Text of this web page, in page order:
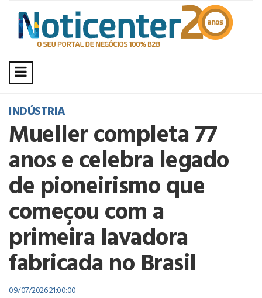
INDÚSTRIA
Mueller completa 77
anos e celebra legado
de pioneirismo que
começou com a
primeira lavadora
fabricada no Brasil
09/07/2026 21:00:00